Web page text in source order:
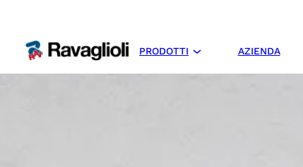
PRODOTTI AZIENDA